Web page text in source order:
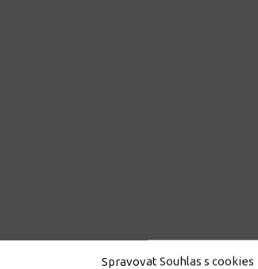
Spravovat Souhlas s cookies